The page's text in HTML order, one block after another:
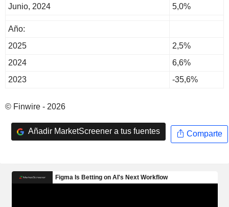
Junio, 2024
5,0%
Año:
2025
2,5%
2024
6,6%
2023
-35,6%
© Finwire - 2026
Añadir MarketScreener a tus fuentes Comparte